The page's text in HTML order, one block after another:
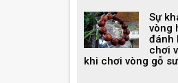
Sự
vòng
đánh
chơi
khi chơi vòng gỗ